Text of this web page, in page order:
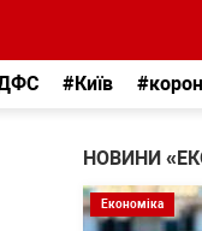
#Київ
НОВИНИ
Економіка